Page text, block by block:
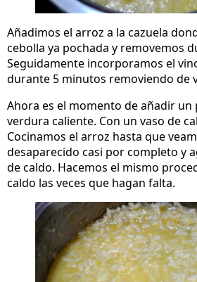
Añadimos el arroz a la cazuela
cebolla ya pochada y removemos
Seguidamente incorporamos el
durante 5 minutos removiendo de
Ahora es el momento de añadir un
verdura caliente. Con un vaso de
Cocinamos el arroz hasta que
desaparecido casi por completo y
de caldo. Hacemos el mismo
caldo las veces que hagan falta.